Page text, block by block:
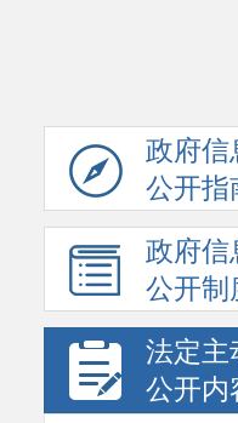
政府信
公开指
政府信
公开制
法定主
公开内